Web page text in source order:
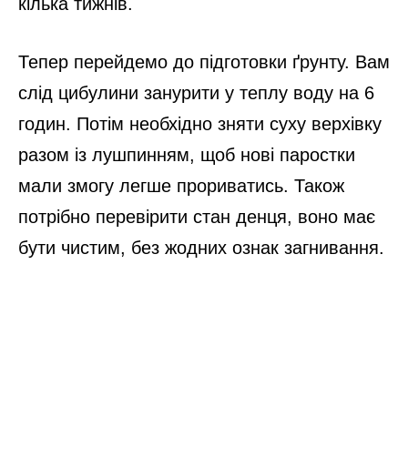
Тепер перейдемо до підготовки ґрунту. Вам
слід цибулини занурити у теплу воду на 6
годин. Потім необхідно зняти суху верхівку
разом із лушпинням, щоб нові паростки
мали змогу легше прориватись. Також
потрібно перевірити стан денця, воно має
бути чистим, без жодних ознак загнивання.